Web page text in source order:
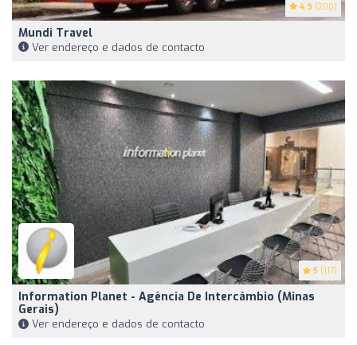
4.9 (200)
Mundi Travel
Ver endereço e dados de contacto
5 (117)
Information Planet - Agência De Intercâmbio (Minas
Gerais)
Ver endereço e dados de contacto